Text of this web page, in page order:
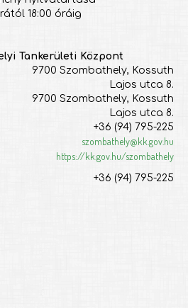
18:00 óráig
Tankerületi Központ
9700 Szombathely, Kossuth
Lajos utca 8.
9700 Szombathely, Kossuth
Lajos utca 8.
+36 (94) 795-225
szombathely@kk.gov.hu
https://kk.gov.hu/szombathely
+36 (94) 795-225